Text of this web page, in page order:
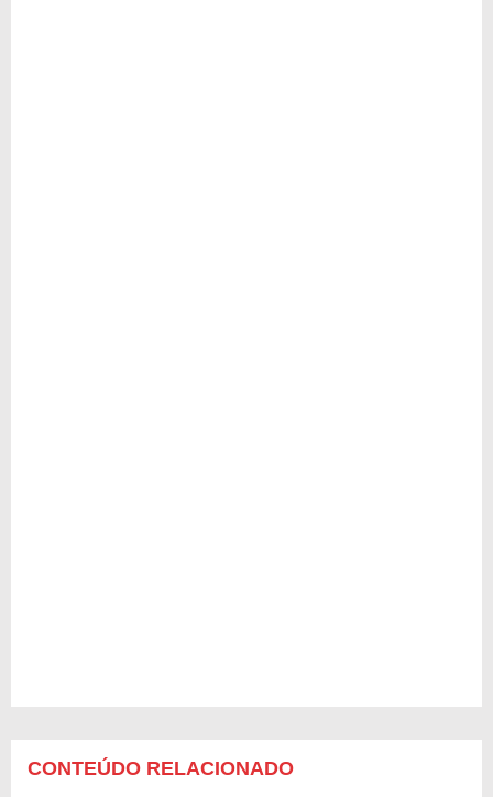
CONTEÚDO RELACIONADO